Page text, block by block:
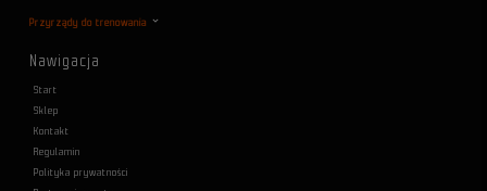
Przyrządy do trenowania
Nawigacja
Start
Sklep
Kontakt
Regulamin
Polityka prywatności